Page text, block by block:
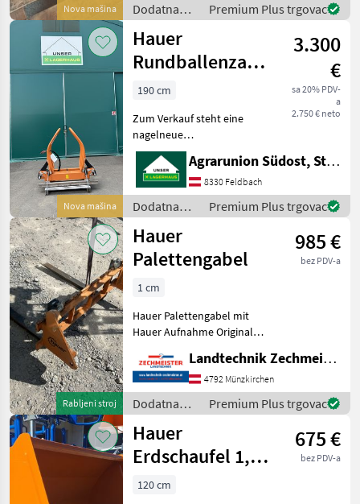
Nova mašina
Dodatna
oprema za
traktore /
Hauer
Premium Plus trgovac
Nova mašina
Hauer
Rundballenzange
RBZ 919
3.300
€
sa 20% PDV-
a
2.750 € neto
190 cm
Zum Verkauf steht eine
nagelneue
Rundballenzange der
renommierten Marke
Hauer, die sich durch ihre
erstklassige Qualität und
Langlebigkeit auszeichnet.
Dieses Modell
Agrarunion Südost, Standort Gniebing
8330 Feldbach
Dodatna
oprema za
traktore /
Hauer
Premium Plus trgovac
Rabljeni stroj
Hauer
Palettengabel
985 €
bez PDV-a
1 cm
Hauer Palettengabel mit
Hauer Aufnahme Original
traktore Prednji utovarivači
- priključni
Landtechnik Zechmeister GmbH & Co KG
4792 Münzkirchen
Dodatna
oprema za
traktore /
Hauer
Premium Plus trgovac
Hauer
Erdschaufel 1,20
m
675 €
bez PDV-a
120 cm